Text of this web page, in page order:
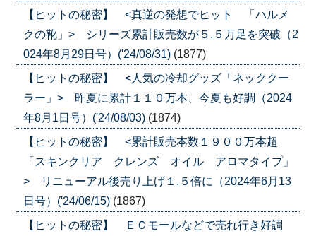
【ヒットの秘密】 <真逆の発想でヒット 「ハルメ
クの靴」> シリーズ累計販売数が５.５万足を突破（2
024年8月29日号）('24/08/31) (1877)
【ヒットの秘密】 <人気の冷却グッズ「ネッククー
ラー」> 昨夏に累計１１０万本、今夏も好調（2024
年8月1日号）('24/08/03) (1874)
【ヒットの秘密】 <累計販売本数１９００万本超
「スキンクリア クレンズ オイル アロマタイプ」
> リニューアル後売り上げ１.５倍に（2024年6月13
日号）('24/06/15) (1867)
【ヒットの秘密】 ＥＣモールなどで売れ行き好調